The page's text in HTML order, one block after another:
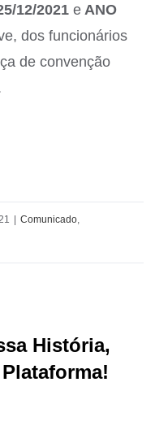
12/2021 e ANO
dos funcionários
de convenção
| Comunicado
História,